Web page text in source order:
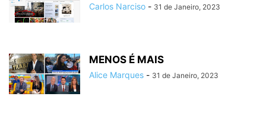
Carlos Narciso - 31 de Janeiro, 2023
MENOS É MAIS
Alice Marques - 31 de Janeiro, 2023